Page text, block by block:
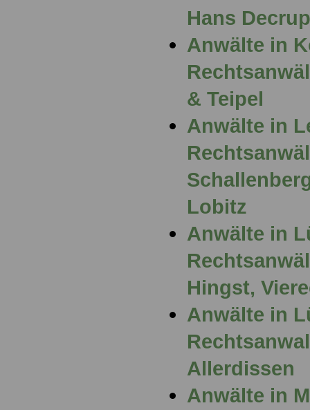
Hans
Anwälte in
& Teipel
Anwälte in
Lobitz
Anwälte in
Hingst,
Anwälte in
Allerdissen
Anwälte in